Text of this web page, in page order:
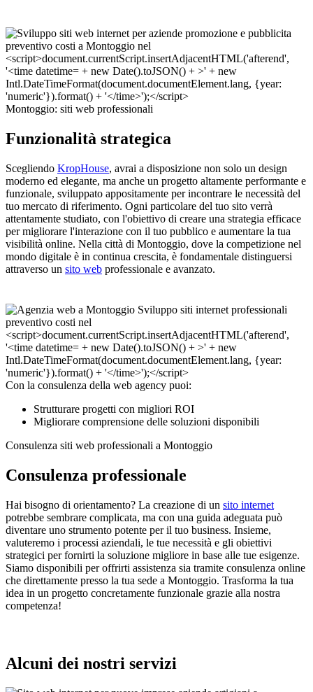
Montoggio: siti web professionali
Funzionalità strategica
Scegliendo KropHouse, avrai a disposizione non solo un design
moderno ed elegante, ma anche un progetto altamente performante e
funzionale, sviluppato appositamente per incontrare le necessità del
tuo mercato di riferimento. Ogni particolare del tuo sito verrà
attentamente studiato, con l'obiettivo di creare una strategia efficace
per migliorare l'interazione con il tuo pubblico e aumentare la tua
visibilità online. Nella città di Montoggio, dove la competizione nel
mondo digitale è in continua crescita, è fondamentale distinguersi
attraverso un sito web professionale e avanzato.
Con la consulenza della web agency puoi:
Strutturare progetti con migliori ROI
Migliorare comprensione delle soluzioni disponibili
Consulenza siti web professionali a Montoggio
Consulenza professionale
Hai bisogno di orientamento? La creazione di un sito internet
potrebbe sembrare complicata, ma con una guida adeguata può
diventare uno strumento potente per il tuo business. Insieme,
valuteremo i processi aziendali, le tue necessità e gli obiettivi
strategici per fornirti la soluzione migliore in base alle tue esigenze.
Siamo disponibili per offrirti assistenza sia tramite consulenza online
che direttamente presso la tua sede a Montoggio. Trasforma la tua
idea in un progetto concretamente funzionale grazie alla nostra
competenza!
Alcuni dei nostri servizi